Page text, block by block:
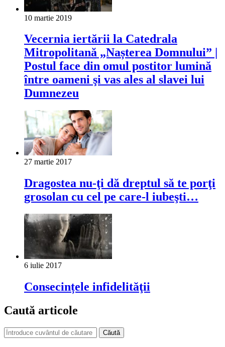
10 martie 2019
Vecernia iertării la Catedrala
Mitropolitană „Nașterea Domnului” |
Postul face din omul postitor lumină
între oameni şi vas ales al slavei lui
Dumnezeu
27 martie 2017
Dragostea nu-ţi dă dreptul să te porţi
grosolan cu cel pe care-l iubeşti…
6 iulie 2017
Consecințele infidelităţii
Caută articole
Căută